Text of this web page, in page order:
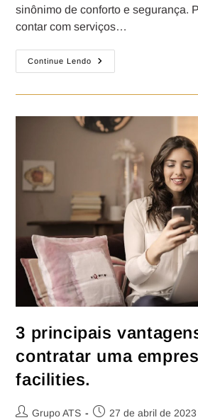
sinônimo de conforto e segurança.
contar com serviços…
Continue Lendo
3 principais
contratar uma
facilities.
Grupo ATS 27 de abril de 2023